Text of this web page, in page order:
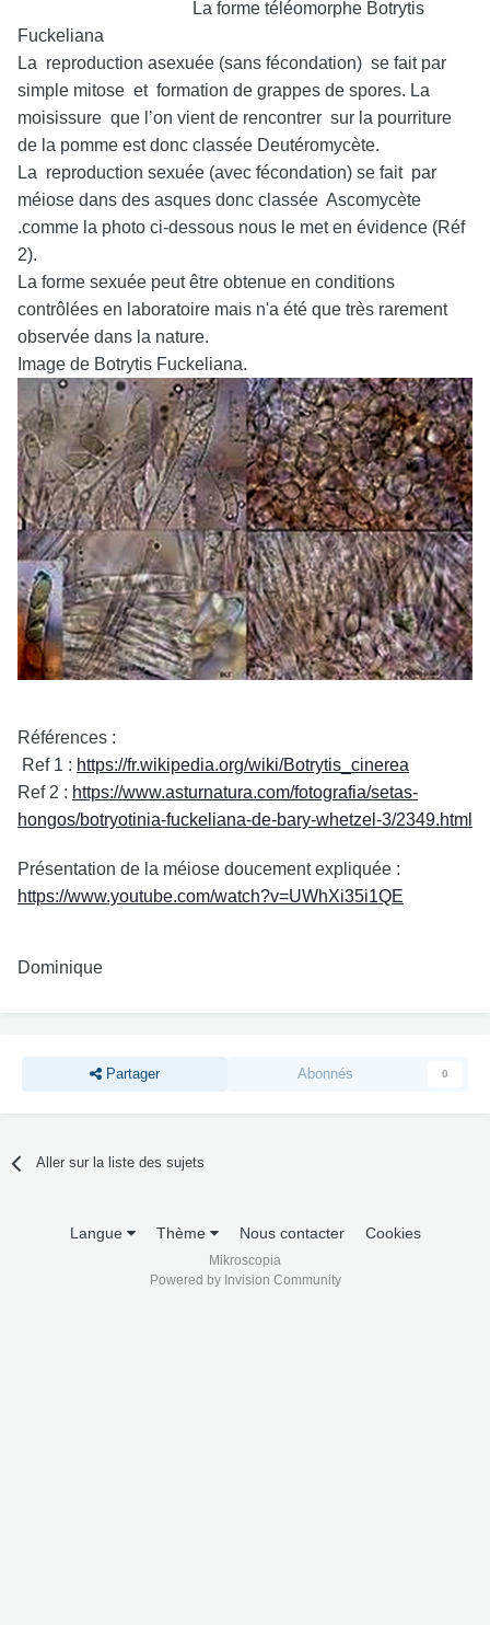
La forme téléomorphe Botrytis
Fuckeliana
La reproduction asexuée (sans fécondation) se fait par
simple mitose et formation de grappes de spores. La
moisissure que l’on vient de rencontrer sur la pourriture
de la pomme est donc classée Deutéromycète.
La reproduction sexuée (avec fécondation) se fait par
méiose dans des asques donc classée Ascomycète
.comme la photo ci-dessous nous le met en évidence (Réf
2).
La forme sexuée peut être obtenue en conditions
contrôlées en laboratoire mais n'a été que très rarement
observée dans la nature.
Image de Botrytis Fuckeliana.
Références :
Ref 1 : https://fr.wikipedia.org/wiki/Botrytis_cinerea
Ref 2 : https://www.asturnatura.com/fotografia/setas-
hongos/botryotinia-fuckeliana-de-bary-whetzel-3/2349.html
Présentation de la méiose doucement expliquée :
https://www.youtube.com/watch?v=UWhXi35i1QE
Dominique
Partager Abonnés 0
Aller sur la liste des sujets
Langue Thème Nous contacter Cookies
Mikroscopia
Powered by Invision Community